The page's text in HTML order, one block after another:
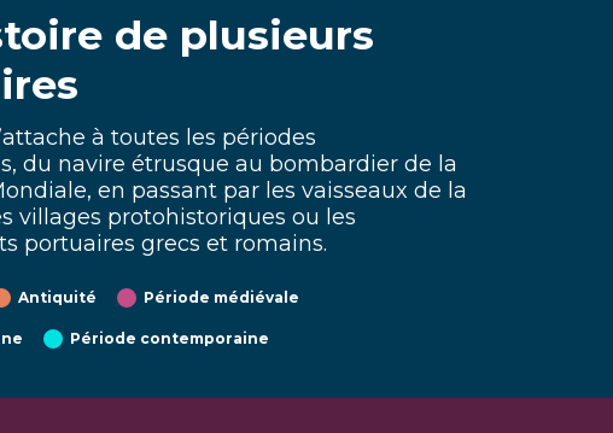
de plusieurs
à toutes les périodes
du navire étrusque au bombardier de la
en passant par les vaisseaux de la
villages protohistoriques ou les
portuaires grecs et romains.
Antiquité Période médiévale
Période contemporaine